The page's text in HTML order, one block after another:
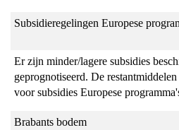
Subsidieregelingen Europese
Er zijn minder/lagere subsidies
geprognotiseerd. De
voor subsidies Europese
Brabants bodem